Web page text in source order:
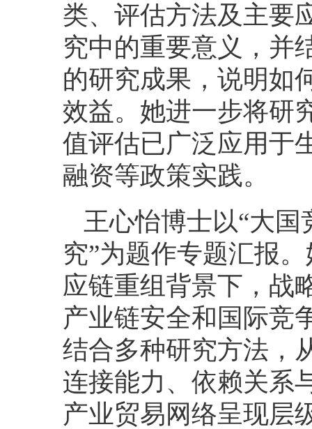
类、评估方法及主要
究中的重要意义，并
的研究成果，说明如
效益。她进一步将研
值评估已广泛应用于
融资等政策实践。
王心怡博士以“大
究”为题作专题汇报
应链重组背景下，战
产业链安全和国际竞
结合多种研究方法，
连接能力、依赖关系
产业贸易网络呈现层